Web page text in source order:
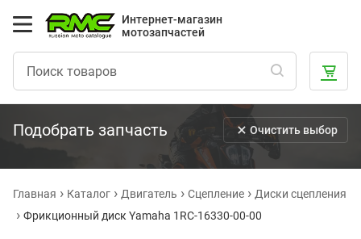
Интернет-магазин
мотозапчастей
Подобрать запчасть Очистить выбор
Главная Каталог Двигатель Сцепление
Диски сцепления
Фрикционный диск Yamaha 1RC-16330-00-00